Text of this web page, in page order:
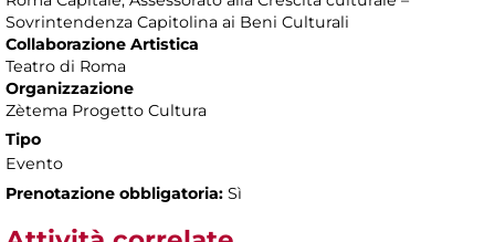
Sovrintendenza Capitolina ai Beni Culturali
Collaborazione Artistica
Teatro di Roma
Organizzazione
Zètema Progetto Cultura
Tipo
Evento
Prenotazione obbligatoria: Sì